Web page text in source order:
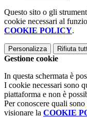
Questo sito o gli
cookie necessari al
COOKIE POLICY.
Personalizza Rifiuta
Gestione cookie
In questa schermata è
I cookie necessari sono
piattaforma e non è
Per conoscere quali
visionare la COOKIE